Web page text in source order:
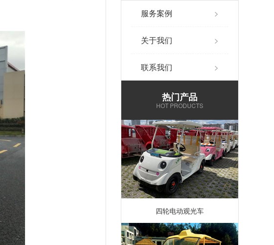
服务案例 >
关于我们 >
联系我们 >
热门产品
HOT PRODUCTS
四轮电动观光车